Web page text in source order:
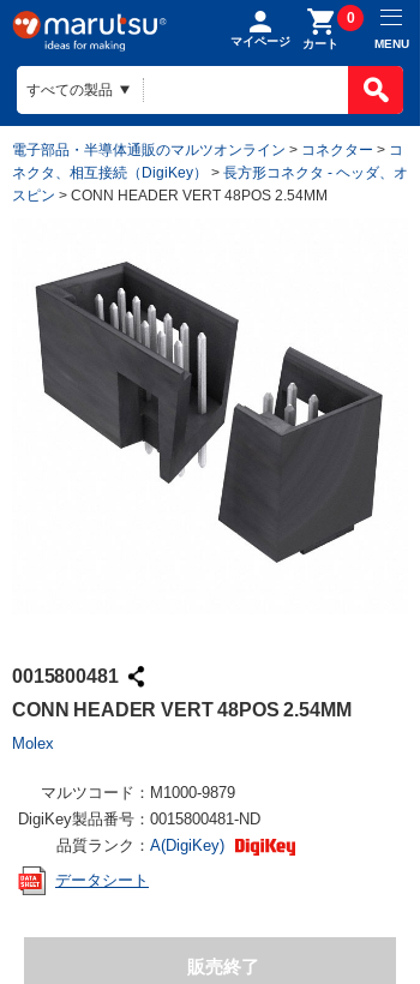
マイページ カート
0
MENU
電子部品・半導体通販のマルツオンライン > コネクター > コ
ネクタ、相互接続（DigiKey）
> 長方形コネクタ - ヘッダ、オ
スピン > CONN HEADER VERT 48POS 2.54MM
0015800481
CONN HEADER VERT 48POS 2.54MM
Molex
マルツコード： M1000-9879
DigiKey製品番号： 0015800481-ND
品質ランク： A(DigiKey)
データシート